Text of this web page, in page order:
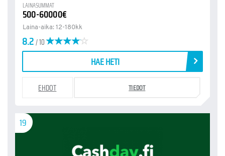
LAINASUMMAT
500-60000€
Laina-aika: 12-180kk
8.2/ 10
HAE HETI
EHDOT TIEDOT
19